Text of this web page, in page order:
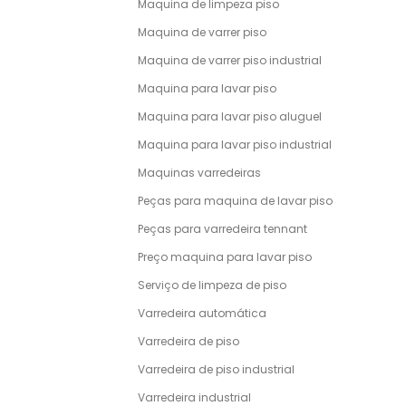
Maquina de limpeza piso
Maquina de varrer piso
Maquina de varrer piso industrial
Maquina para lavar piso
Maquina para lavar piso aluguel
Maquina para lavar piso industrial
Maquinas varredeiras
Peças para maquina de lavar piso
Peças para varredeira tennant
Preço maquina para lavar piso
Serviço de limpeza de piso
Varredeira automática
Varredeira de piso
Varredeira de piso industrial
Varredeira industrial